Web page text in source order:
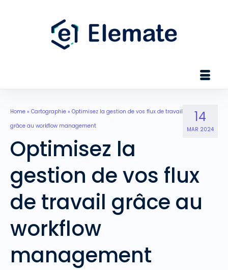
14
MAR 2024
Home » Cartographie » Optimisez la gestion de vos flux de travail
grâce au workflow management
Optimisez la
gestion de vos flux
de travail grâce au
workflow
management